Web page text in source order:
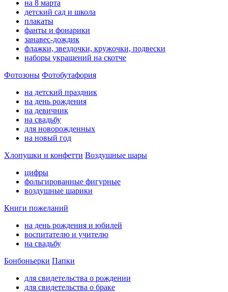
на 8 марта
детский сад и школа
плакаты
фанты и фонарики
занавес-дождик
флажки, звездочки, кружочки, подвески
наборы украшений на скотче
Фотозоны Фотобутафория
на детский праздник
на день рождения
на девичник
на свадьбу
для новорожденных
на новый год
Хлопушки и конфетти Воздушные шары
цифры
фольгированные фигурные
воздушные шарики
Книги пожеланий
на день рождения и юбилей
воспитателю и учителю
на свадьбу
Бонбоньерки Папки
для свидетельства о рождении
для свидетельства о браке